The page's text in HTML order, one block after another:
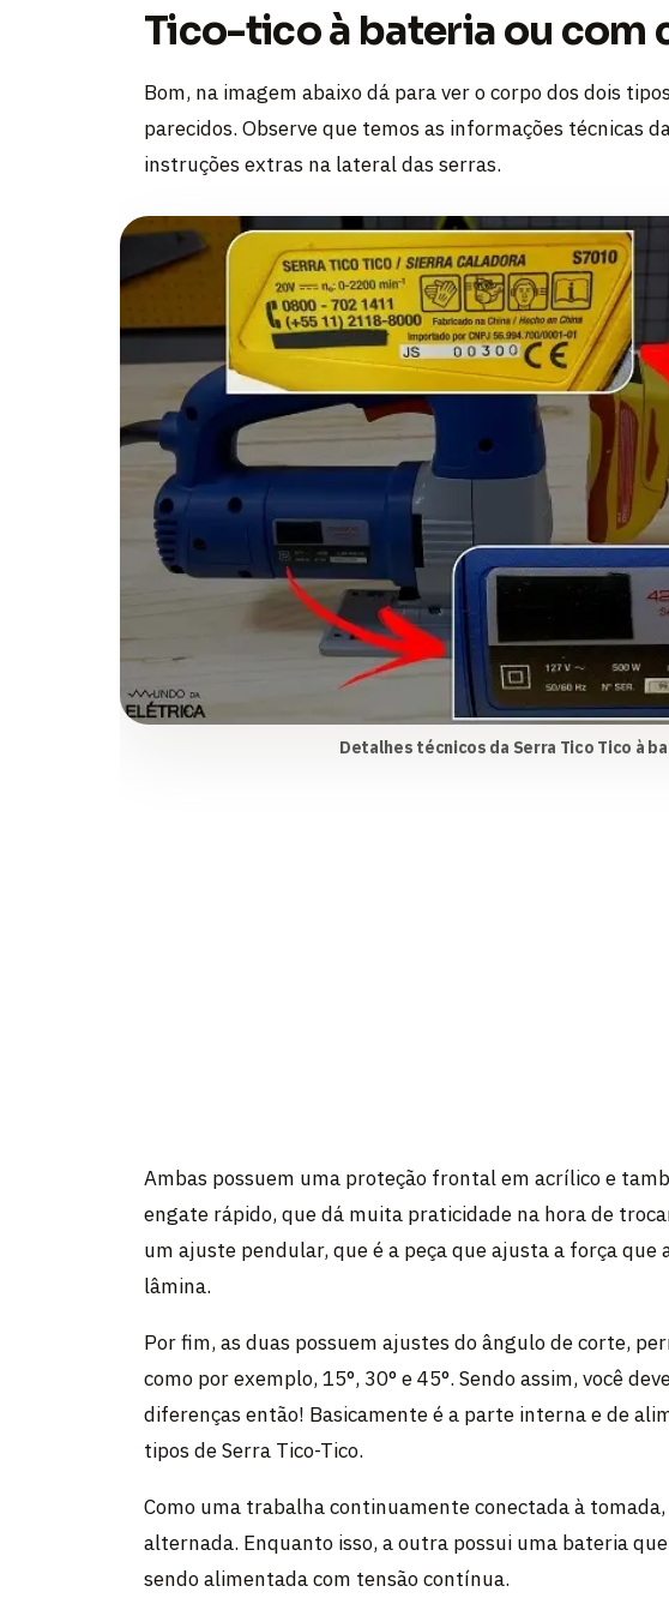
Tico-tico à bateria ou com
Bom, na imagem abaixo dá para ver o corpo dos dois
parecidos. Observe que temos as informações técnicas
instruções extras na lateral das serras.
Detalhes técnicos da Serra Tico Tico à
Ambas possuem uma proteção frontal em acrílico e
engate rápido, que dá muita praticidade na hora de
um ajuste pendular, que é a peça que ajusta a força
lâmina.
Por fim, as duas possuem ajustes do ângulo de corte,
como por exemplo, 15°, 30° e 45°. Sendo assim, você
diferenças então! Basicamente é a parte interna e de
tipos de Serra Tico-Tico.
Como uma trabalha continuamente conectada à
alternada. Enquanto isso, a outra possui uma bateria
sendo alimentada com tensão contínua.